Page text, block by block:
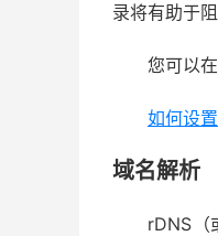
录将有助于
您可以
如何设
域名解析
rDNS（